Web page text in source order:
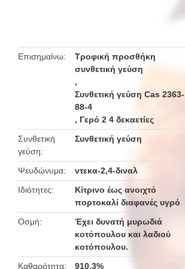
Επισημαίνω
Τροφική προσθήκη
συνθετική γεύση
,
Συνθετική γεύση Cas 2363-
88-4
, Γερό 2 4 δεκαετίες
Συνθετική
γεύση
Συνθετική γεύση
Ψευδώνυμα
ντεκα-2,4-διναλ
Ιδιότητες
Κίτρινο έως ανοιχτό
πορτοκαλί διαφανές υγρό
Οσμή
Έχει δυνατή μυρωδιά
κοτόπουλου και λαδιού
κοτόπουλου.
Καθαρότητα
910,3%